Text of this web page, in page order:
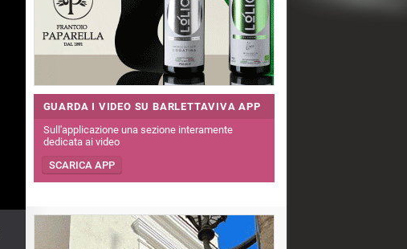
GUARDA I VIDEO SU BARLETTAVIVA APP
Sull'applicazione una sezione interamente
dedicata ai video
SCARICA APP